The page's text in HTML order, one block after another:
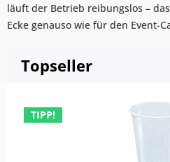
läuft der Betrieb reibungslos –
Ecke genauso wie für den Event-
Topseller
TIPP!